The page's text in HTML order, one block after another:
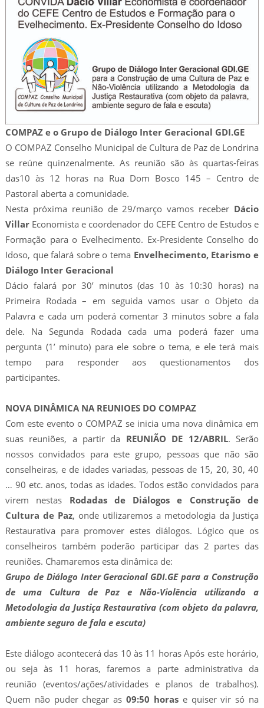
COMPAZ e o Grupo de Diálogo Inter Geracional GDI.GE
O COMPAZ Conselho Municipal de Cultura de Paz de Londrina
se reúne quinzenalmente. As reunião são às quartas-feiras
das10 às 12 horas na Rua Dom Bosco 145 – Centro de
Pastoral aberta a comunidade.
Nesta próxima reunião de 29/março vamos receber Dácio
VillarEconomista e coordenador do CEFE Centro de Estudos e
Formação para o Evelhecimento. Ex-Presidente Conselho do
Idoso, que falará sobre o tema Envelhecimento, Etarismo e
Diálogo Inter Geracional
Dácio falará por 30’ minutos (das 10 às 10:30 horas) na
Primeira Rodada – em seguida vamos usar o Objeto da
Palavra e cada um poderá comentar 3 minutos sobre a fala
dele. Na Segunda Rodada cada uma poderá fazer uma
pergunta (1’ minuto) para ele sobre o tema, e ele terá mais
tempo para responder aos questionamentos dos
participantes.
NOVA DINÂMICA NA REUNIOES DO COMPAZ
Com este evento o COMPAZ se inicia uma nova dinâmica em
suas reuniões, a partir da REUNIÃO DE 12/ABRIL. Serão
nossos convidados para este grupo, pessoas que não são
conselheiras, e de idades variadas, pessoas de 15, 20, 30, 40
… 90 etc. anos, todas as idades. Todos estão convidados para
virem nestas Rodadas de Diálogos e Construção de
Cultura de Paz, onde utilizaremos a metodologia da Justiça
Restaurativa para promover estes diálogos. Lógico que os
conselheiros também poderão participar das 2 partes das
reuniões. Chamaremos esta dinâmica de:
Grupo de Diálogo Inter Geracional GDI.GE para a Construção
de uma Cultura de Paz e Não-Violência utilizando a
Metodologia da Justiça Restaurativa (com objeto da palavra,
ambiente seguro de fala e escuta)
Este diálogo acontecerá das 10 às 11 horas Após este horário,
ou seja às 11 horas, faremos a parte administrativa da
reunião (eventos/ações/atividades e planos de trabalhos).
Quem não puder chegar as09:50 horase quiser vir só na